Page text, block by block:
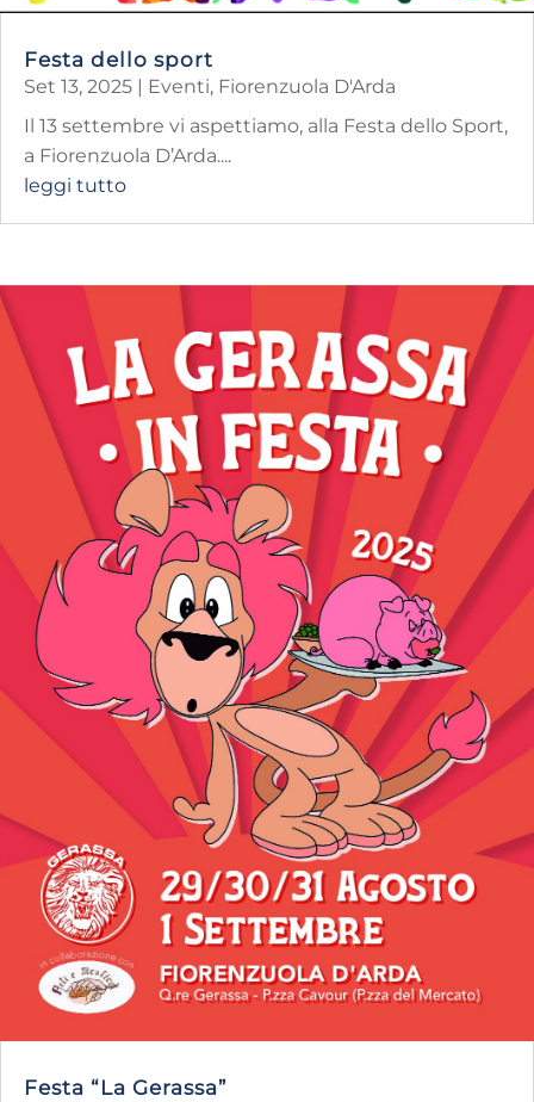
Festa dello sport
Set 13, 2025 | Eventi, Fiorenzuola D'Arda
Il 13 settembre vi aspettiamo, alla Festa dello Sport,
a Fiorenzuola D’Arda....
leggi tutto
Festa “La Gerassa”